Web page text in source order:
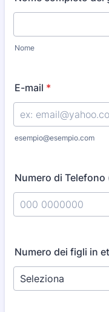
Nome
E-mail *
esempio@esempio.com
Numero di
Numero dei figli in